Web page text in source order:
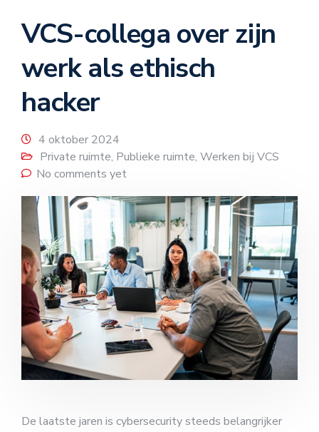
VCS-collega over zijn
werk als ethisch
hacker
4 oktober 2024
Private ruimte, Publieke ruimte, Werken bij VCS
No comments yet
De laatste jaren is cybersecurity steeds belangrijker